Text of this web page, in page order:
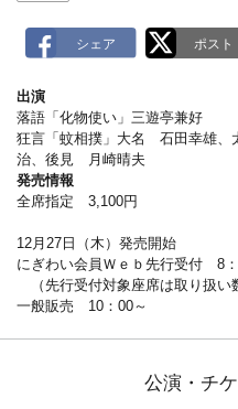
出演
落語「化物使い」三遊亭兼好
狂言「蚊相撲」大名 石田幸雄
治、後見 月崎晴夫
発売情報
全席指定 3,100円
12月27日（木）発売開始
にぎわい会員Ｗｅｂ先行受付 8
（先行受付対象座席は取り扱い
一般販売 10：00～
公演・チ